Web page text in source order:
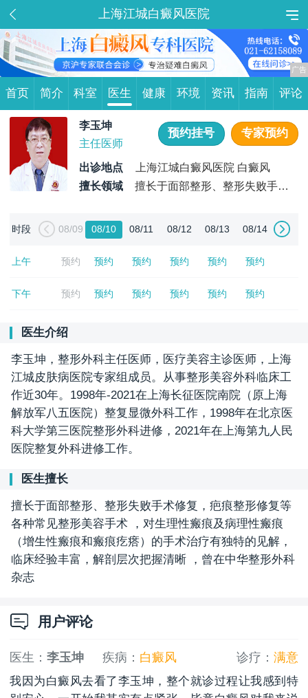
上海江城白癜风医院
首页 简介 科室 医生 健康 环境 资讯 指南 评论
李玉坤
主任医师
出诊地点
上海江城白癜风医院 白癜风
擅长领域
擅长于面部整形、整形失败手术
瘢痕及病理性瘢痕（增生性瘢痕和瘢痕疙瘩）的手术治疗有
独特的见解，临床经验丰富，解剖层次把握清晰 ，曾在中
华整形外科杂志
预约挂号 专家预约
时段 08/09 08/10 08/11 08/12 08/13 08/14
上午 预约 预约 预约 预约 预约 预约
下午 预约 预约 预约 预约 预约 预约
医生介绍
李玉坤，整形外科主任医师，医疗美容主诊医师，上海
江城皮肤病医院专家组成员。从事整形美容外科临床工
作近30年。1998年-2021在上海长征医院南院（原上海
解放军八五医院）整复显微外科工作，1998年在北京医
科大学第三医院整形外科进修，2021年在上海第九人民
医院整复外科进修工作。
医生擅长
擅长于面部整形、整形失败手术修复，疤痕整形修复等
各种常见整形美容手术 ，对生理性瘢痕及病理性瘢痕
（增生性瘢痕和瘢痕疙瘩）的手术治疗有独特的见解，
临床经验丰富，解剖层次把握清晰 ，曾在中华整形外科
杂志
用户评论
医生：李玉坤 疾病： 白癜风 诊疗： 满意
我因为白癜风去看了李玉坤，整个就诊过程让我感到特